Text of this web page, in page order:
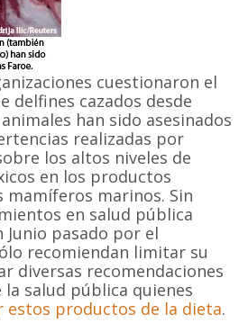
cuestionaron el
delfines cazados desde
han sido asesinados
realizadas por
los altos niveles de
en los productos
mamíferos marinos. Sin
en salud pública
pasado por el
recomiendan limitar su
diversas recomendaciones
salud pública quienes
estos productos de la dieta.